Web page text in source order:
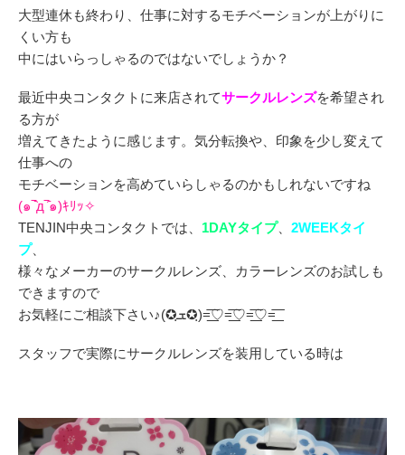
大型連休も終わり、仕事に対するモチベーションが上がりに
くい方も
中にはいらっしゃるのではないでしょうか？
最近中央コンタクトに来店されてサークルレンズを希望され
る方が
増えてきたように感じます。気分転換や、印象を少し変えて
仕事への
モチベーションを高めていらしゃるのかもしれないですね
(๑‾᷆д‾᷇๑)ｷﾘｯ✧
TENJIN中央コンタクトでは、 1DAYタイプ、 2WEEKタイ
プ、
様々なメーカーのサークルレンズ、カラーレンズのお試しも
できますので
お気軽にご相談下さい♪(✪ฺܫ✪ฺ)=͟͟͞͞♡=͟͟͞͞♡=͟͟͞͞♡=͟͟͞͞
スタッフで実際にサークルレンズを装用している時は